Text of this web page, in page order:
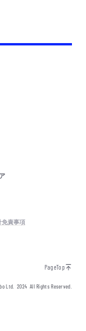
免責事項
PageTop
Ltd.2024 All Rights Reserved.